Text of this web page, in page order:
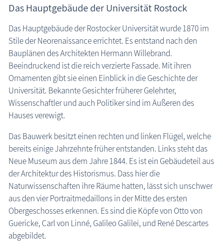
Das Hauptgebäude der Universität Rostock
Das Hauptgebäude der Rostocker Universität wurde 1870 im
Stile der Neorenaissance errichtet. Es entstand nach den
Bauplänen des Architekten Hermann Willebrand.
Beeindruckend ist die reich verzierte Fassade. Mit ihren
Ornamenten gibt sie einen Einblick in die Geschichte der
Universität. Bekannte Gesichter früherer Gelehrter,
Wissenschaftler und auch Politiker sind im Äußeren des
Hauses verewigt.
Das Bauwerk besitzt einen rechten und linken Flügel, welche
bereits einige Jahrzehnte früher entstanden. Links steht das
Neue Museum aus dem Jahre 1844. Es ist ein Gebäudeteil aus
der Architektur des Historismus. Dass hier die
Naturwissenschaften ihre Räume hatten, lässt sich unschwer
aus den vier Portraitmedaillons in der Mitte des ersten
Obergeschosses erkennen. Es sind die Köpfe von Otto von
Guericke, Carl von Linné, Galileo Galilei, und René Descartes
abgebildet.